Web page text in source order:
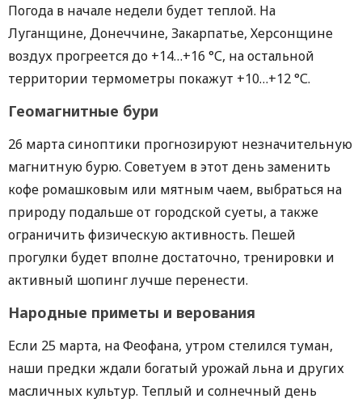
Погода в начале недели будет теплой. На
Луганщине, Донеччине, Закарпатье, Херсонщине
воздух прогреется до +14…+16 °С, на остальной
территории термометры покажут +10…+12 °С.
Геомагнитные бури
26 марта синоптики прогнозируют незначительную
магнитную бурю. Советуем в этот день заменить
кофе ромашковым или мятным чаем, выбраться на
природу подальше от городской суеты, а также
ограничить физическую активность. Пешей
прогулки будет вполне достаточно, тренировки и
активный шопинг лучше перенести.
Народные приметы и верования
Если 25 марта, на Феофана, утром стелился туман,
наши предки ждали богатый урожай льна и других
масличных культур. Теплый и солнечный день